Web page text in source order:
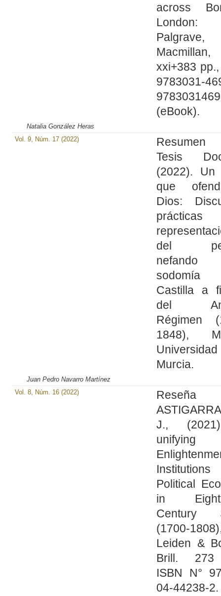
across
London:
Palgrave,
Macmillan,
xxi+383
9783031-
(eBook).
Natalia González Heras
Vol. 9, Núm. 17 (2022)
Tesis
(2022). Un
que
Dios:
del
Castilla a
del
Régimen
1848),
Murcia.
Juan Pedro Navarro Martínez
Vol. 8, Núm. 16 (2022)
J.,
unifying
Political
in
Century
(1700-
Leiden &
Brill.
ISBN N°
04-44238-2.